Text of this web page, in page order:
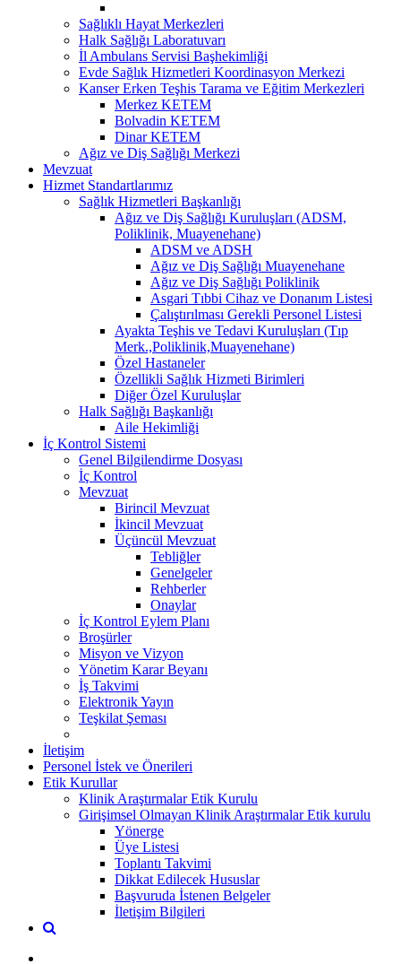
Sağlıklı Hayat Merkezleri
Halk Sağlığı Laboratuvarı
İl Ambulans Servisi Başhekimliği
Evde Sağlık Hizmetleri Koordinasyon Merkezi
Kanser Erken Teşhis Tarama ve Eğitim Merkezleri
Merkez KETEM
Bolvadin KETEM
Dinar KETEM
Ağız ve Diş Sağlığı Merkezi
Mevzuat
Hizmet Standartlarımız
Sağlık Hizmetleri Başkanlığı
Ağız ve Diş Sağlığı Kuruluşları (ADSM,
Poliklinik, Muayenehane)
ADSM ve ADSH
Ağız ve Diş Sağlığı Muayenehane
Ağız ve Diş Sağlığı Poliklinik
Asgari Tıbbi Cihaz ve Donanım Listesi
Çalıştırılması Gerekli Personel Listesi
Ayakta Teşhis ve Tedavi Kuruluşları (Tıp
Merk.,Poliklinik,Muayenehane)
Özel Hastaneler
Özellikli Sağlık Hizmeti Birimleri
Diğer Özel Kuruluşlar
Halk Sağlığı Başkanlığı
Aile Hekimliği
İç Kontrol Sistemi
Genel Bilgilendirme Dosyası
İç Kontrol
Mevzuat
Birincil Mevzuat
İkincil Mevzuat
Üçüncül Mevzuat
Tebliğler
Genelgeler
Rehberler
Onaylar
İç Kontrol Eylem Planı
Broşürler
Misyon ve Vizyon
Yönetim Karar Beyanı
İş Takvimi
Elektronik Yayın
Teşkilat Şeması
İletişim
Personel İstek ve Önerileri
Etik Kurullar
Klinik Araştırmalar Etik Kurulu
Girişimsel Olmayan Klinik Araştırmalar Etik kurulu
Yönerge
Üye Listesi
Toplantı Takvimi
Dikkat Edilecek Hususlar
Başvuruda İstenen Belgeler
İletişim Bilgileri